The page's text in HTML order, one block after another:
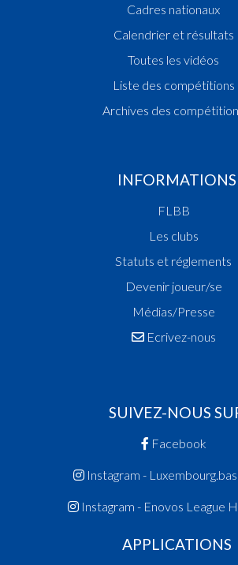
Cadres nationaux
Calendrier et résultats
Toutes les vidéos
Liste des compétitions
Archives des
INFORMATIONS
FLBB
Les clubs
Statuts et réglements
Devenir joueur/se
Médias/Presse
Ecrivez-nous
SUIVEZ-NOUS
Facebook
Instagram -
Instagram - Enovos League
APPLICATIONS